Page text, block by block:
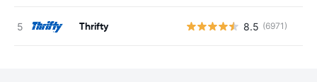
Thrifty 8.5 (6971)